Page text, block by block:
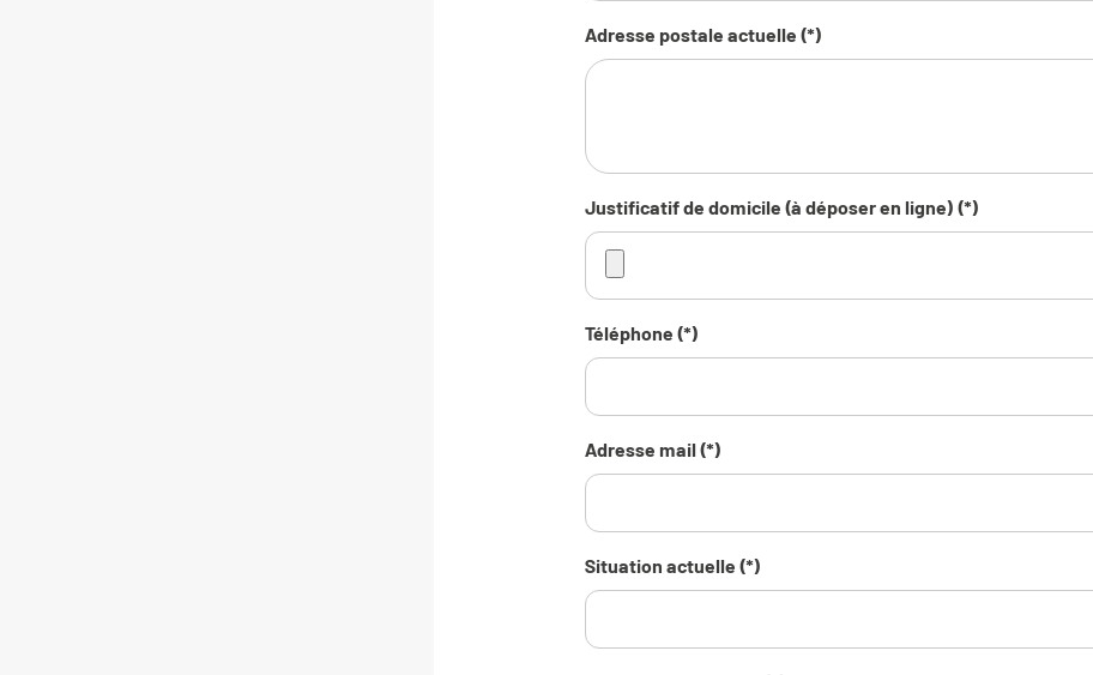
Adresse postale actuelle (*)
Justificatif de domicile (à déposer en ligne) (*)
Téléphone (*)
Adresse mail (*)
Situation actuelle (*)